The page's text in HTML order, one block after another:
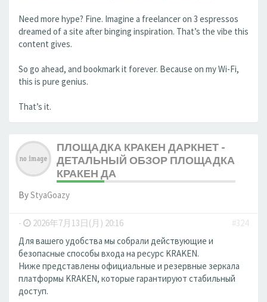
Need more hype? Fine. Imagine a freelancer on 3 espressos
dreamed of a site after binging inspiration. That’s the vibe this
content gives.
So go ahead, and bookmark it forever. Because on my Wi-Fi,
this is pure genius.
That’s it.
ПЛОЩАДКА КРАКЕН ДАРКНЕТ -
ДЕТАЛЬНЫЙ ОБЗОР ПЛОЩАДКА
КРАКЕН ДА
ByStyaGoazy
- 2026年7月13日(月) 20:16
#324
Для вашего удобства мы собрали действующие и
безопасные способы входа на ресурс KRAKEN.
Ниже представлены официальные и резервные зеркала
платформы KRAKEN, которые гарантируют стабильный
доступ.